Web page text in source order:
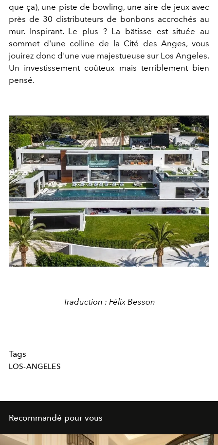
que ça), une piste de bowling, une aire de jeux avec
près de 30 distributeurs de bonbons accrochés au
mur. Inspirant. Le plus ? La bâtisse est située au
sommet d'une colline de la Cité des Anges, vous
jouirez donc d'une vue majestueuse sur Los Angeles.
Un investissement coûteux mais terriblement bien
pensé.
Traduction : Félix Besson
Tags
LOS-ANGELES
Recommandé pour vous